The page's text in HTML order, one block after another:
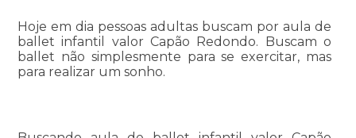
Hoje em dia pessoas adultas buscam por aula de
ballet infantil valor Capão Redondo. Buscam o
ballet não simplesmente para se exercitar, mas
para realizar um sonho.